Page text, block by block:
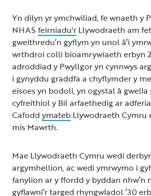
Yn dilyn yr ymchwiliad, fe wnaeth y
NHAS feirniadu'r Llywodraeth am
gweithredu’n gyflym yn unol â’i
wrthdroi colli bioamrywiaeth erbyn
adroddiad y Pwyllgor yn cynnwys
i gynyddu graddfa a chyflymder y
eisoes yn bodoli, yn ogystal â
cyfreithiol y Bil arfaethedig ar
Cafodd ymateb Llywodraeth Cymru
mis Mawrth.
Mae Llywodraeth Cymru wedi
argymhellion, ac wedi ymrwymo i
fanylion ar y ffordd y byddan nhw’n
gyflawni’r targed rhyngwladol ‘30